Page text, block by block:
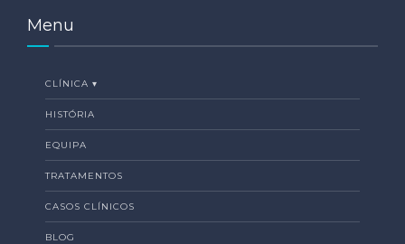
Menu
CLÍNICA ▾
HISTÓRIA
EQUIPA
TRATAMENTOS
CASOS CLÍNICOS
BLOG